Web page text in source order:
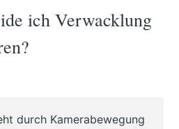
ich Verwacklung
durch Kamerabewegung